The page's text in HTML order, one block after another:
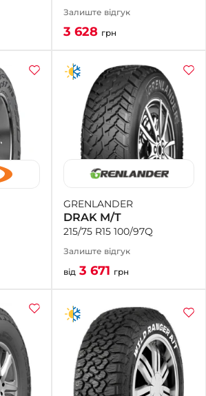
Залиште відгук
3 628 грн
GRENLANDER
DRAK M/T
215/75 R15 100/97Q
Залиште відгук
від 3 671 грн